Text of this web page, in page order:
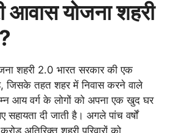
आवास योजना शहरी
शहरी 2.0 भारत सरकार की एक
जिसके तहत शहर में निवास करने वाले
आय वर्ग के लोगों को अपना एक खुद घर
सहायता दी जाती है। अगले पांच वर्षों